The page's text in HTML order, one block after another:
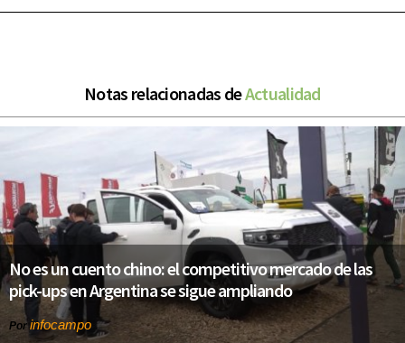
Notas relacionadas deActualidad
No es un cuento chino: el competitivo mercado de las
pick-ups en Argentina se sigue ampliando
Por infocampo